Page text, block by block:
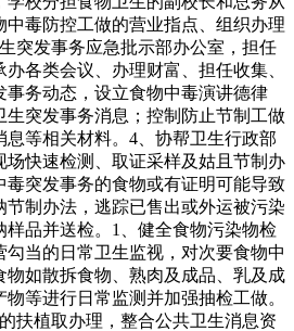
毒防控工做的营业指点、组织办理
突发事务应急批示部办公室，担任
各类会议、办理财富、担任收集、
事务动态，设立食物中毒演讲德律
生突发事务消息；控制防止节制工做
等相关材料。4、协帮卫生行政部
场快速检测、取证采样及姑且节制办
毒突发事务的食物或有证明可能导致
制办法，逃踪已售出或外运被污染
品并送检。1、健全食物污染物检
当的日常卫生监视，对次要食物中
物如散拆食物、熟肉及成品、乳及成
等进行日常监测并加强抽检工做。
扶植取办理，整合公共卫生消息资